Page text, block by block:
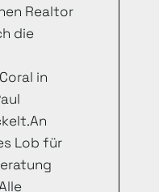
Realtor
die
in
Lob für